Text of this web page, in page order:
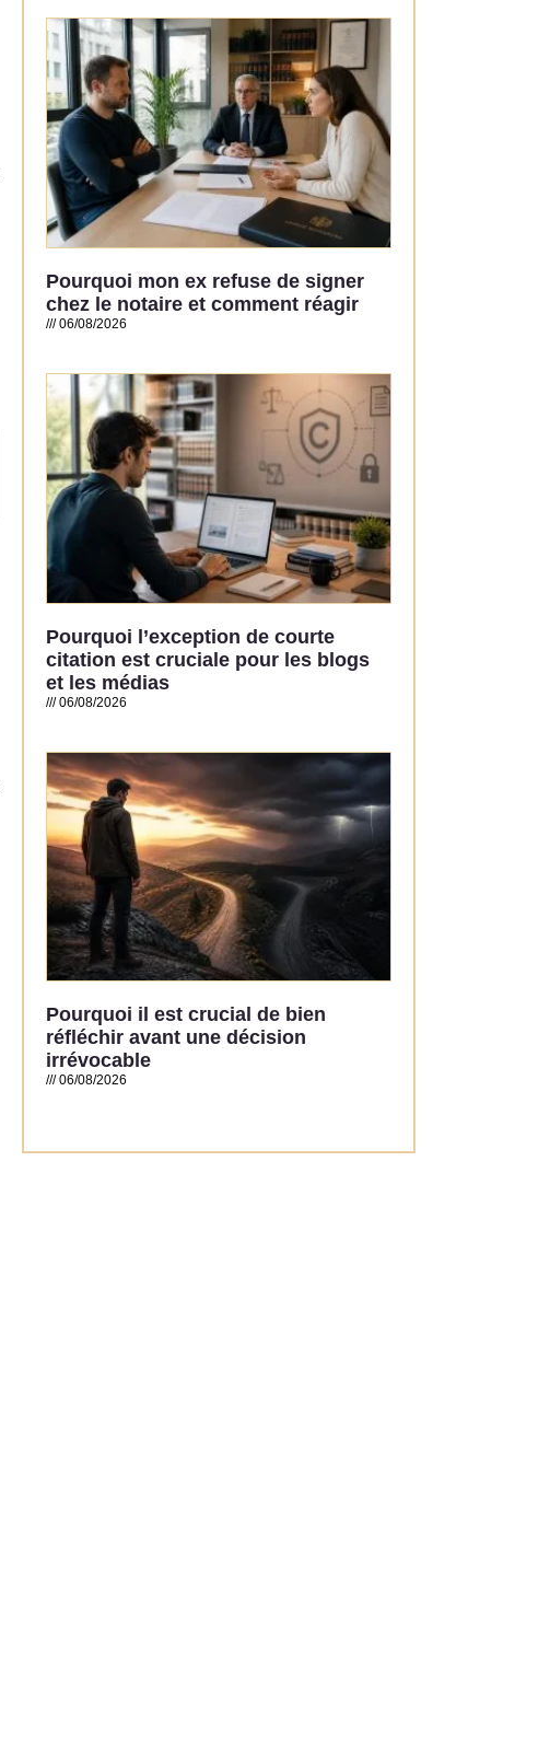
Pourquoi mon ex refuse de signer
chez le notaire et comment réagir
06/08/2026
Pourquoi l’exception de courte
citation est cruciale pour les blogs
et les médias
06/08/2026
Pourquoi il est crucial de bien
réfléchir avant une décision
irrévocable
06/08/2026